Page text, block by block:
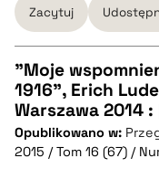
Zacytuj
CZYSTY TEKST
pobierz cytat
"Moje
1916", Erich
Warszawa 2014
Opublikowano w:
2015 / Tom 16 (67) /